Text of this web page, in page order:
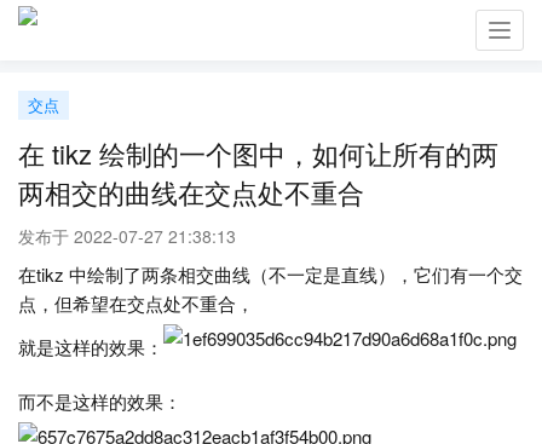
交点
在 tikz 绘制的一个图中，如何让所有的两
两相交的曲线在交点处不重合
发布于 2022-07-27 21:38:13
在tikz 中绘制了两条相交曲线（不一定是直线），它们有一个交
点，但希望在交点处不重合，
就是这样的效果：
而不是这样的效果：